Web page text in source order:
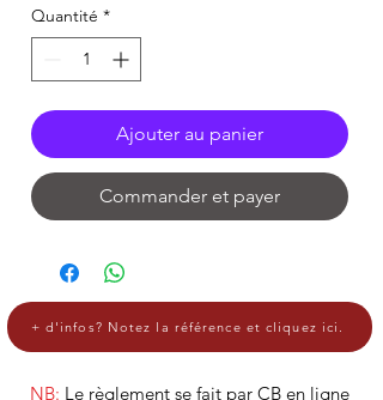
Quantité *
Ajouter au panier
Commander et payer
+ d'infos? Notez la référence et cliquez ici.
NB: Le règlement se fait par CB en ligne